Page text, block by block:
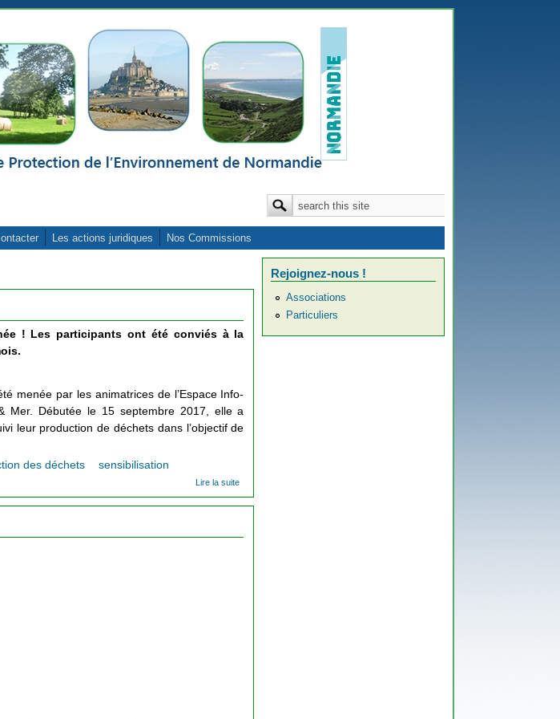
Formulaire de recherche
Rechercher
Les actions juridiques Nos Commissions
! Les participants ont été conviés à la
menée par les animatrices de l’Espace Info-
Mer. Débutée le 15 septembre 2017, elle a
leur production de déchets dans l’objectif de
des déchets sensibilisation
Lire la suite
pour
Rejoignez-nous !
Associations
Particuliers